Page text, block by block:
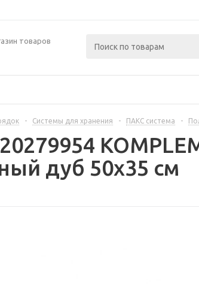
товаров
- Системы для хранения - ПАКС система -
20279954
дуб 50x35 см